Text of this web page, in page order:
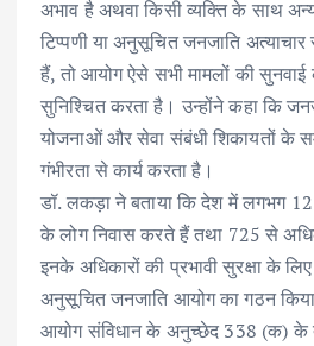
अभाव है अथवा किसी व्यक्ति के साथ
टिप्पणी या अनुसूचित जनजाति
हैं, तो आयोग ऐसे सभी मामलों की
सुनिश्चित करता है। उन्होंने कहा कि
योजनाओं और सेवा संबंधी शिकायतों के
गंभीरता से कार्य करता है।
डॉ. लकड़ा ने बताया कि देश में लगभग
के लोग निवास करते हैं तथा 725 से
इनके अधिकारों की प्रभावी सुरक्षा के
अनुसूचित जनजाति आयोग का गठन
आयोग संविधान के अनुच्छेद 338 (क) के